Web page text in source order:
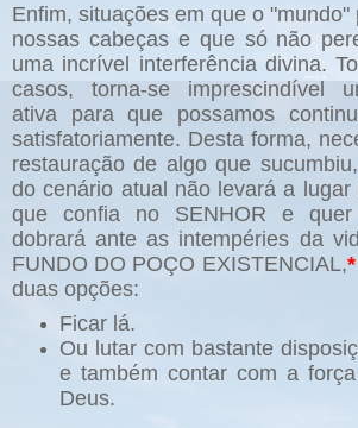
Enfim, situações em que o
nossas cabeças e que só não
uma incrível interferência divina.
casos, torna-se imprescindível
ativa para que possamos
satisfatoriamente. Desta forma,
restauração de algo que
do cenário atual não levará a lugar
que confia no SENHOR e
dobrará ante as intempéries da
FUNDO DO POÇO EXISTENCIAL,*
duas opções:
Ficar lá.
Ou lutar com bastante
e também contar com a
Deus.